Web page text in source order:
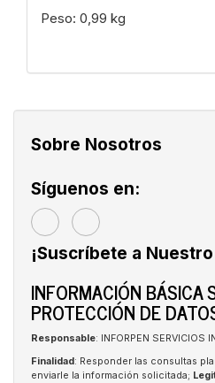
Peso: 0,99 kg
Sobre Nosotros
Síguenos en:
¡Suscríbete a
INFORMACIÓN BÁSICA
PROTECCIÓN DE
Responsable: INFORPEN SERVICIOS
Finalidad : Responder las consultas
enviarle la información solicitada;